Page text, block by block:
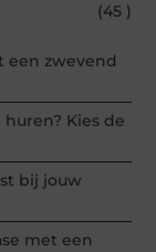
(45 )
een zwevend
Kies de
bij jouw
met een